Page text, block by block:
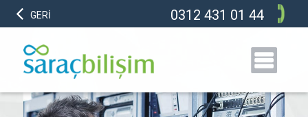
GERİ 0312 431 01 44